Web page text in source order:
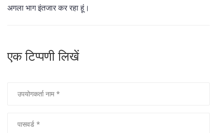
अगला भाग इंतजार कर रहा हूं।
एक टिप्पणी लिखें